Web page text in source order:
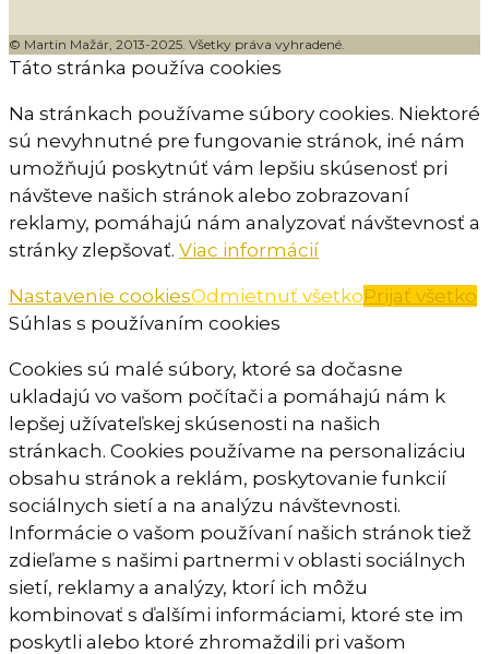
© Martin Mažár, 2013-2025. Všetky práva vyhradené.
Táto stránka používa cookies
Na stránkach používame súbory cookies. Niektoré
sú nevyhnutné pre fungovanie stránok, iné nám
umožňujú poskytnúť vám lepšiu skúsenosť pri
návšteve našich stránok alebo zobrazovaní
reklamy, pomáhajú nám analyzovať návštevnosť a
stránky zlepšovať. Viac informácií
Nastavenie cookiesOdmietnuť všetkoPrijať všetko
Súhlas s používaním cookies
Cookies sú malé súbory, ktoré sa dočasne
ukladajú vo vašom počítači a pomáhajú nám k
lepšej užívateľskej skúsenosti na našich
stránkach. Cookies používame na personalizáciu
obsahu stránok a reklám, poskytovanie funkcií
sociálnych sietí a na analýzu návštevnosti.
Informácie o vašom používaní našich stránok tiež
zdieľame s našimi partnermi v oblasti sociálnych
sietí, reklamy a analýzy, ktorí ich môžu
kombinovať s ďalšími informáciami, ktoré ste im
poskytli alebo ktoré zhromaždili pri vašom